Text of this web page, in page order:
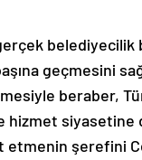
belediyecilik
geçmesini
beraber,
hizmet siyasetine
şerefini